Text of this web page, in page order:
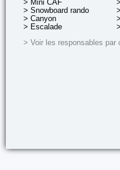
> Mini CAF
> Snowboard rando
> Canyon
> Escalade
> Voir les responsables par